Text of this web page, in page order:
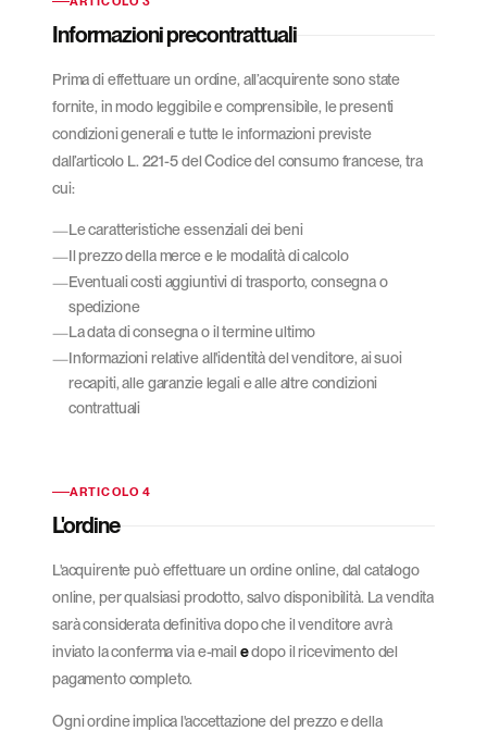
Informazioni precontrattuali
Prima di effettuare un ordine, all’acquirente sono state
fornite, in modo leggibile e comprensibile, le presenti
condizioni generali e tutte le informazioni previste
dall’articolo L. 221-5 del Codice del consumo francese, tra
cui:
Le caratteristiche essenziali dei beni
Il prezzo della merce e le modalità di calcolo
Eventuali costi aggiuntivi di trasporto, consegna o
spedizione
La data di consegna o il termine ultimo
Informazioni relative all'identità del venditore, ai suoi
recapiti, alle garanzie legali e alle altre condizioni
contrattuali
ARTICOLO 4
L'ordine
L'acquirente può effettuare un ordine online, dal catalogo
online, per qualsiasi prodotto, salvo disponibilità. La vendita
sarà considerata definitiva dopo che il venditore avrà
inviato la conferma via e-mail edopo il ricevimento del
pagamento completo.
Ogni ordine implica l'accettazione del prezzo e della